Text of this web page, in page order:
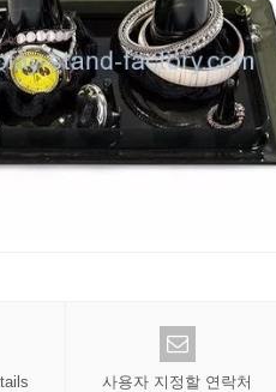
사용자 지정할 연락처